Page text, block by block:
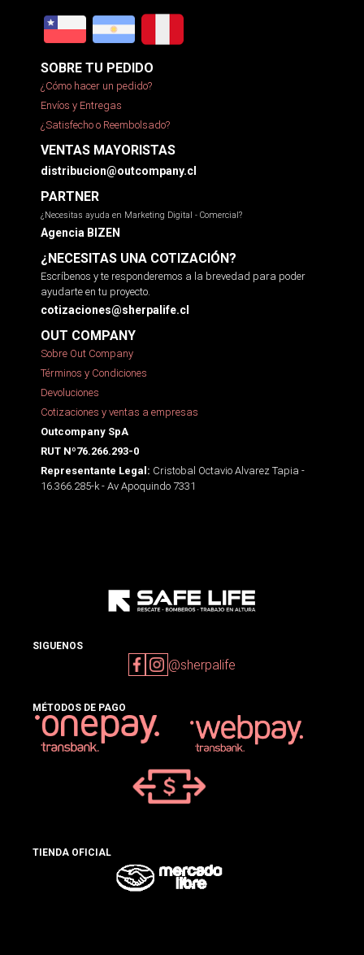
SOBRE TU PEDIDO
¿Cómo hacer un pedido?
Envíos y Entregas
¿Satisfecho o Reembolsado?
VENTAS MAYORISTAS
distribucion@outcompany.cl
PARTNER
¿Necesitas ayuda en Marketing Digital - Comercial?
Agencia BIZEN
¿NECESITAS UNA COTIZACIÓN?
Escríbenos y te responderemos a la brevedad para poder
ayudarte en tu proyecto.
cotizaciones@sherpalife.cl
OUT COMPANY
Sobre Out Company
Términos y Condiciones
Devoluciones
Cotizaciones y ventas a empresas
Outcompany SpA
RUT Nº76.266.293-0
Representante Legal: Cristobal Octavio Alvarez Tapia -
16.366.285-k - Av Apoquindo 7331
SIGUENOS
@sherpalife
MÉTODOS DE PAGO
TIENDA OFICIAL